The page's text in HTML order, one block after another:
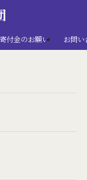
寄付金のお願い お問い